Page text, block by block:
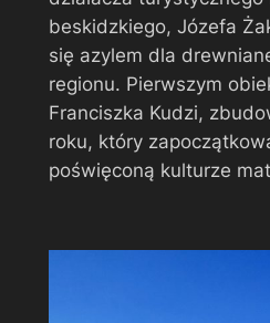
beskidzkiego, Józefa
się azylem dla
regionu. Pierwszym
Franciszka Kudzi,
roku, który
poświęconą kulturze